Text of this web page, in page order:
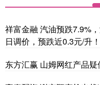
祥富金融 汽油预跌7.9%
日调价，预跌近0.3元/升！
东方汇赢 山姆网红产品